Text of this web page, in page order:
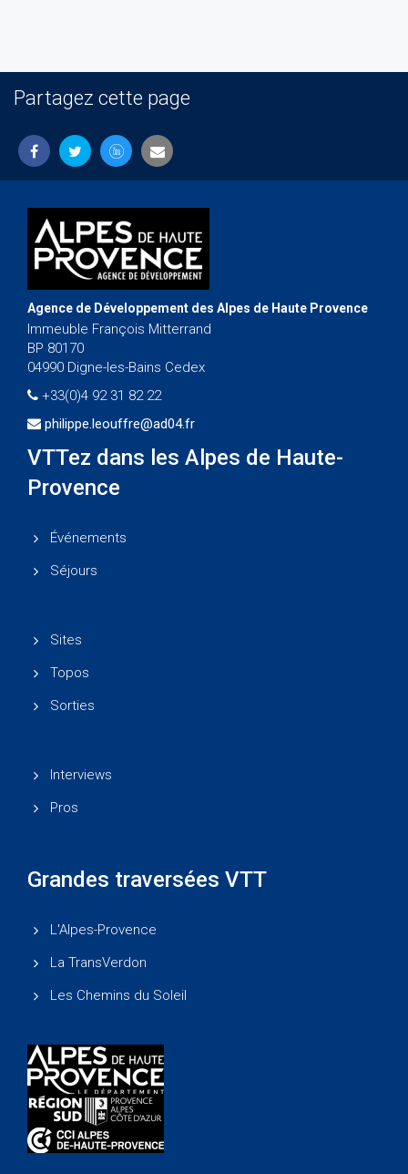
Partagez cette page
Agence de Développement des Alpes de Haute Provence
Immeuble François Mitterrand
BP 80170
04990 Digne-les-Bains Cedex
+33(0)4 92 31 82 22
philippe.leouffre@ad04.fr
VTTez dans les Alpes de Haute-
Provence
Événements
Séjours
Sites
Topos
Sorties
Interviews
Pros
Grandes traversées VTT
L'Alpes-Provence
La TransVerdon
Les Chemins du Soleil